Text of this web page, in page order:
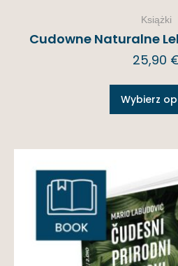
Książki
Cudowne Naturalne
25,90
Wybierz